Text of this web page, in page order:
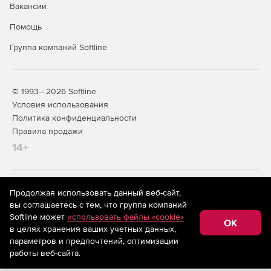
Вакансии
Помощь
Группа компаний Softline
© 1993—2026 Softline
Условия использования
Политика конфиденциальности
Правила продажи
14+
На информационном ресурсе store.softline.ru применяются
рекомендательные технологии
(информационные технологии
предоставления информации на основе сбора,
систематизации и анализа сведений, относящихся к
предпочтениям пользователей сети «Интернет»,
находящихся на территории Российской Федерации)
Продолжая использовать данный веб-сайт,
вы соглашаетесь с тем, что группа компаний
Softline может использовать файлы «cookie»
в целях хранения ваших учетных данных,
параметров и предпочтений, оптимизации
работы веб-сайта.
OK